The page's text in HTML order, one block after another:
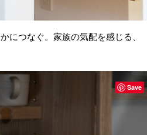
につなぐ。家族の気配を感じる、
Save